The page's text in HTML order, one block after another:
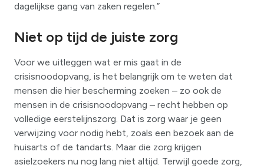
dagelijkse gang van zaken regelen.”
Niet op tijd de juiste zorg
Voor we uitleggen wat er mis gaat in de
crisisnoodopvang, is het belangrijk om te weten dat
mensen die hier bescherming zoeken – zo ook de
mensen in de crisisnoodopvang – recht hebben op
volledige eerstelijnszorg. Dat is zorg waar je geen
verwijzing voor nodig hebt, zoals een bezoek aan de
huisarts of de tandarts. Maar die zorg krijgen
asielzoekers nu nog lang niet altijd. Terwijl goede zorg,